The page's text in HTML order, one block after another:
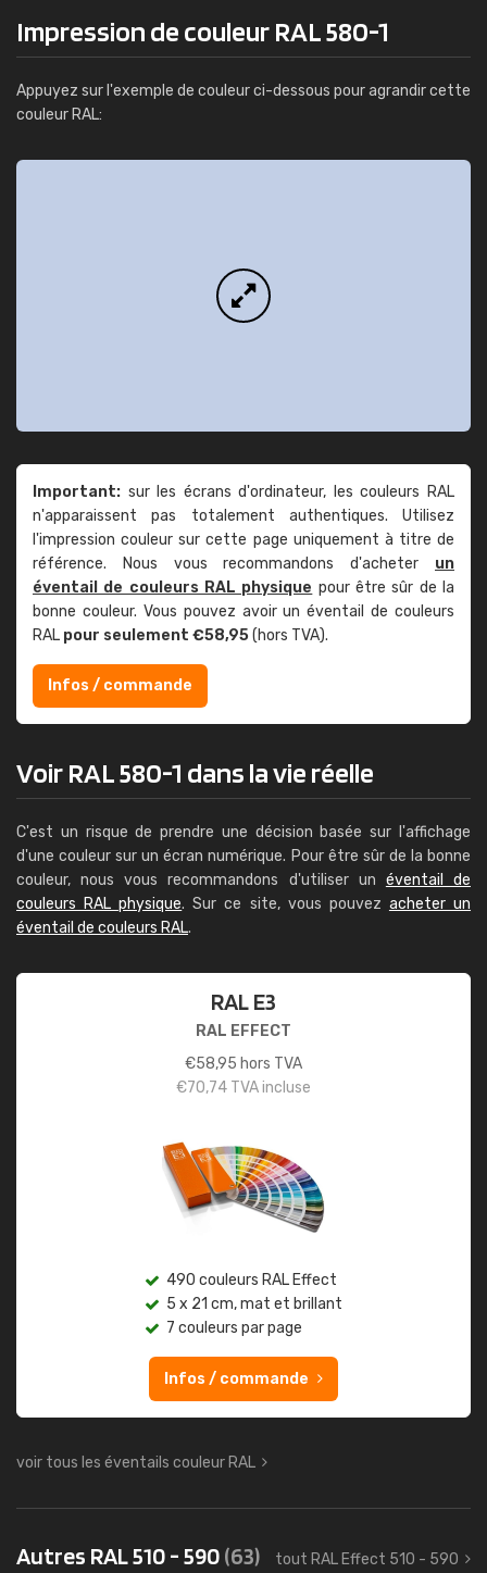
Impression de couleur RAL 580-1
Appuyez sur l'exemple de couleur ci-dessous pour agrandir cette
couleur RAL:
Important: sur les écrans d'ordinateur, les couleurs RAL
n'apparaissent pas totalement authentiques. Utilisez
l'impression couleur sur cette page uniquement à titre de
référence. Nous vous recommandons d'acheter un
éventail de couleurs RAL physique pour être sûr de la
bonne couleur. Vous pouvez avoir un éventail de couleurs
RAL pour seulement €58,95(hors TVA).
Infos / commande
Voir RAL 580-1 dans la vie réelle
C'est un risque de prendre une décision basée sur l'affichage
d'une couleur sur un écran numérique. Pour être sûr de la bonne
couleur, nous vous recommandons d'utiliser un éventail de
couleurs RAL physique. Sur ce site, vous pouvez acheter un
éventail de couleurs RAL.
RAL E3
RAL EFFECT
€58,95 hors TVA
€70,74 TVA incluse
490 couleurs RAL Effect
5 x 21 cm, mat et brillant
7 couleurs par page
Infos / commande
voir tous les éventails couleur RAL
Autres RAL 510 - 590(63) tout RAL Effect 510 - 590